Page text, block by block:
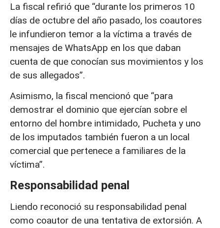
La fiscal refirió que “durante los primeros 10
días de octubre del año pasado, los coautores
le infundieron temor a la víctima a través de
mensajes de WhatsApp en los que daban
cuenta de que conocían sus movimientos y los
de sus allegados”.
Asimismo, la fiscal mencionó que “para
demostrar el dominio que ejercían sobre el
entorno del hombre intimidado, Pucheta y uno
de los imputados también fueron a un local
comercial que pertenece a familiares de la
víctima”.
Responsabilidad penal
Liendo reconoció su responsabilidad penal
como coautor de una tentativa de extorsión. A